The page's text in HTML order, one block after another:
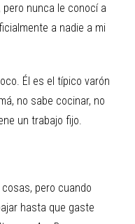
nunca le conocí a
a nadie a mi
Él es el típico varón
no sabe cocinar, no
un trabajo fijo.
pero cuando
hasta que gaste